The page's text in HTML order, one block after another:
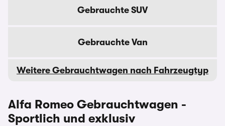
Gebrauchte SUV
Gebrauchte Van
Weitere Gebrauchtwagen nach Fahrzeugtyp
Alfa Romeo Gebrauchtwagen -
Sportlich und exklusiv